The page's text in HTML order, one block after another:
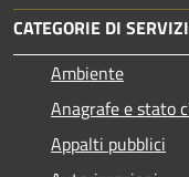
CATEGORIE DI
Ambiente
Anagrafe e stato
Appalti pubblici